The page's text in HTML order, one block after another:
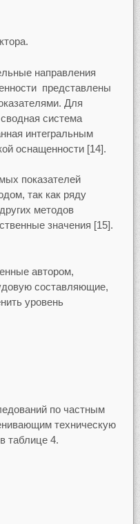
направления
представлены
Для
система
интегральным
оснащенности [14].
показателей
так как ряду
методов
значения [15].
автором,
составляющие,
уровень
по частным
техническую
таблице 4.